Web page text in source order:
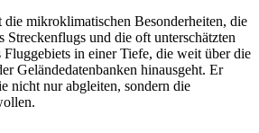
mikroklimatischen Besonderheiten, die
Streckenflugs und die oft unterschätzten
Fluggebiets in einer Tiefe, die weit über die
Geländedatenbanken hinausgeht. Er
nicht nur abgleiten, sondern die